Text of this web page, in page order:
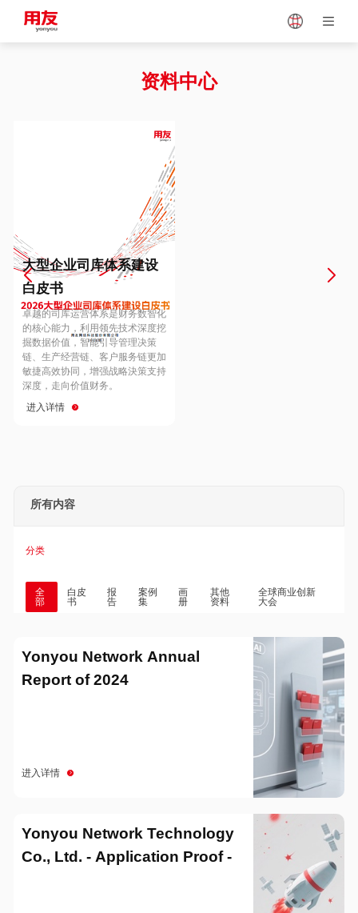
Vietnam
Europe
Hungary
Hong Kong
资料中心
大型企业司库体系建设
白皮书
卓越的司库运营体系是财务数智化
的核心能力，利用领先技术深度挖
掘数据价值，智能引导管理决策
链、生产经营链、客户服务链更加
敏捷高效协同，增强战略決策支持
深度，走向价值财务。
进入详情
所有内容
分类
全
部
白皮
书
报
告
案例
集
画
册
其他
资料
全球商业创新
大会
Yonyou Network Annual
Report of 2024
进入详情
Yonyou Network Technology
Co., Ltd. - Application Proof -